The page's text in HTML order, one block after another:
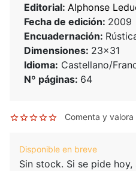
Editorial: Alphonse
Fecha de edición: 2009
Encuadernación:
Dimensiones: 23x31
Idioma: Castellano/
Nº páginas: 64
Comenta y
Disponible en breve
Sin stock. Si se pide